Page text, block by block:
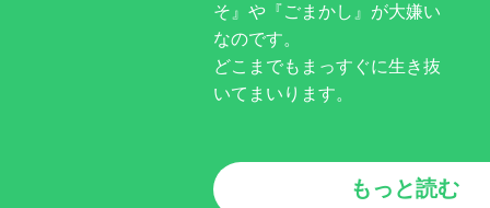
そ』や『ごまかし』が大嫌い
なのです。
どこまでもまっすぐに生き抜
いてまいります。
もっと読む